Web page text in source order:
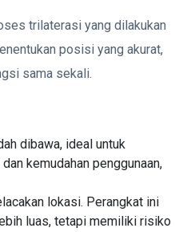
trilaterasi yang dilakukan
posisi yang akurat,
sama sekali.
dibawa, ideal untuk
kemudahan penggunaan,
lokasi. Perangkat ini
luas, tetapi memiliki risiko